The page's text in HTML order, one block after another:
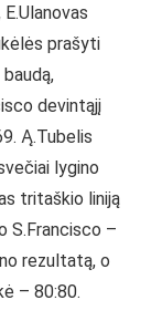
prašyti
devintąjį
Ą.Tubelis
lygino
tritaškio liniją
S.Francisco –
rezultatą, o
– 80:80.